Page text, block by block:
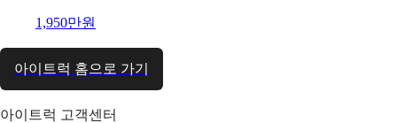
1,950만원
아이트럭 홈으로 가기
아이트럭 고객센터